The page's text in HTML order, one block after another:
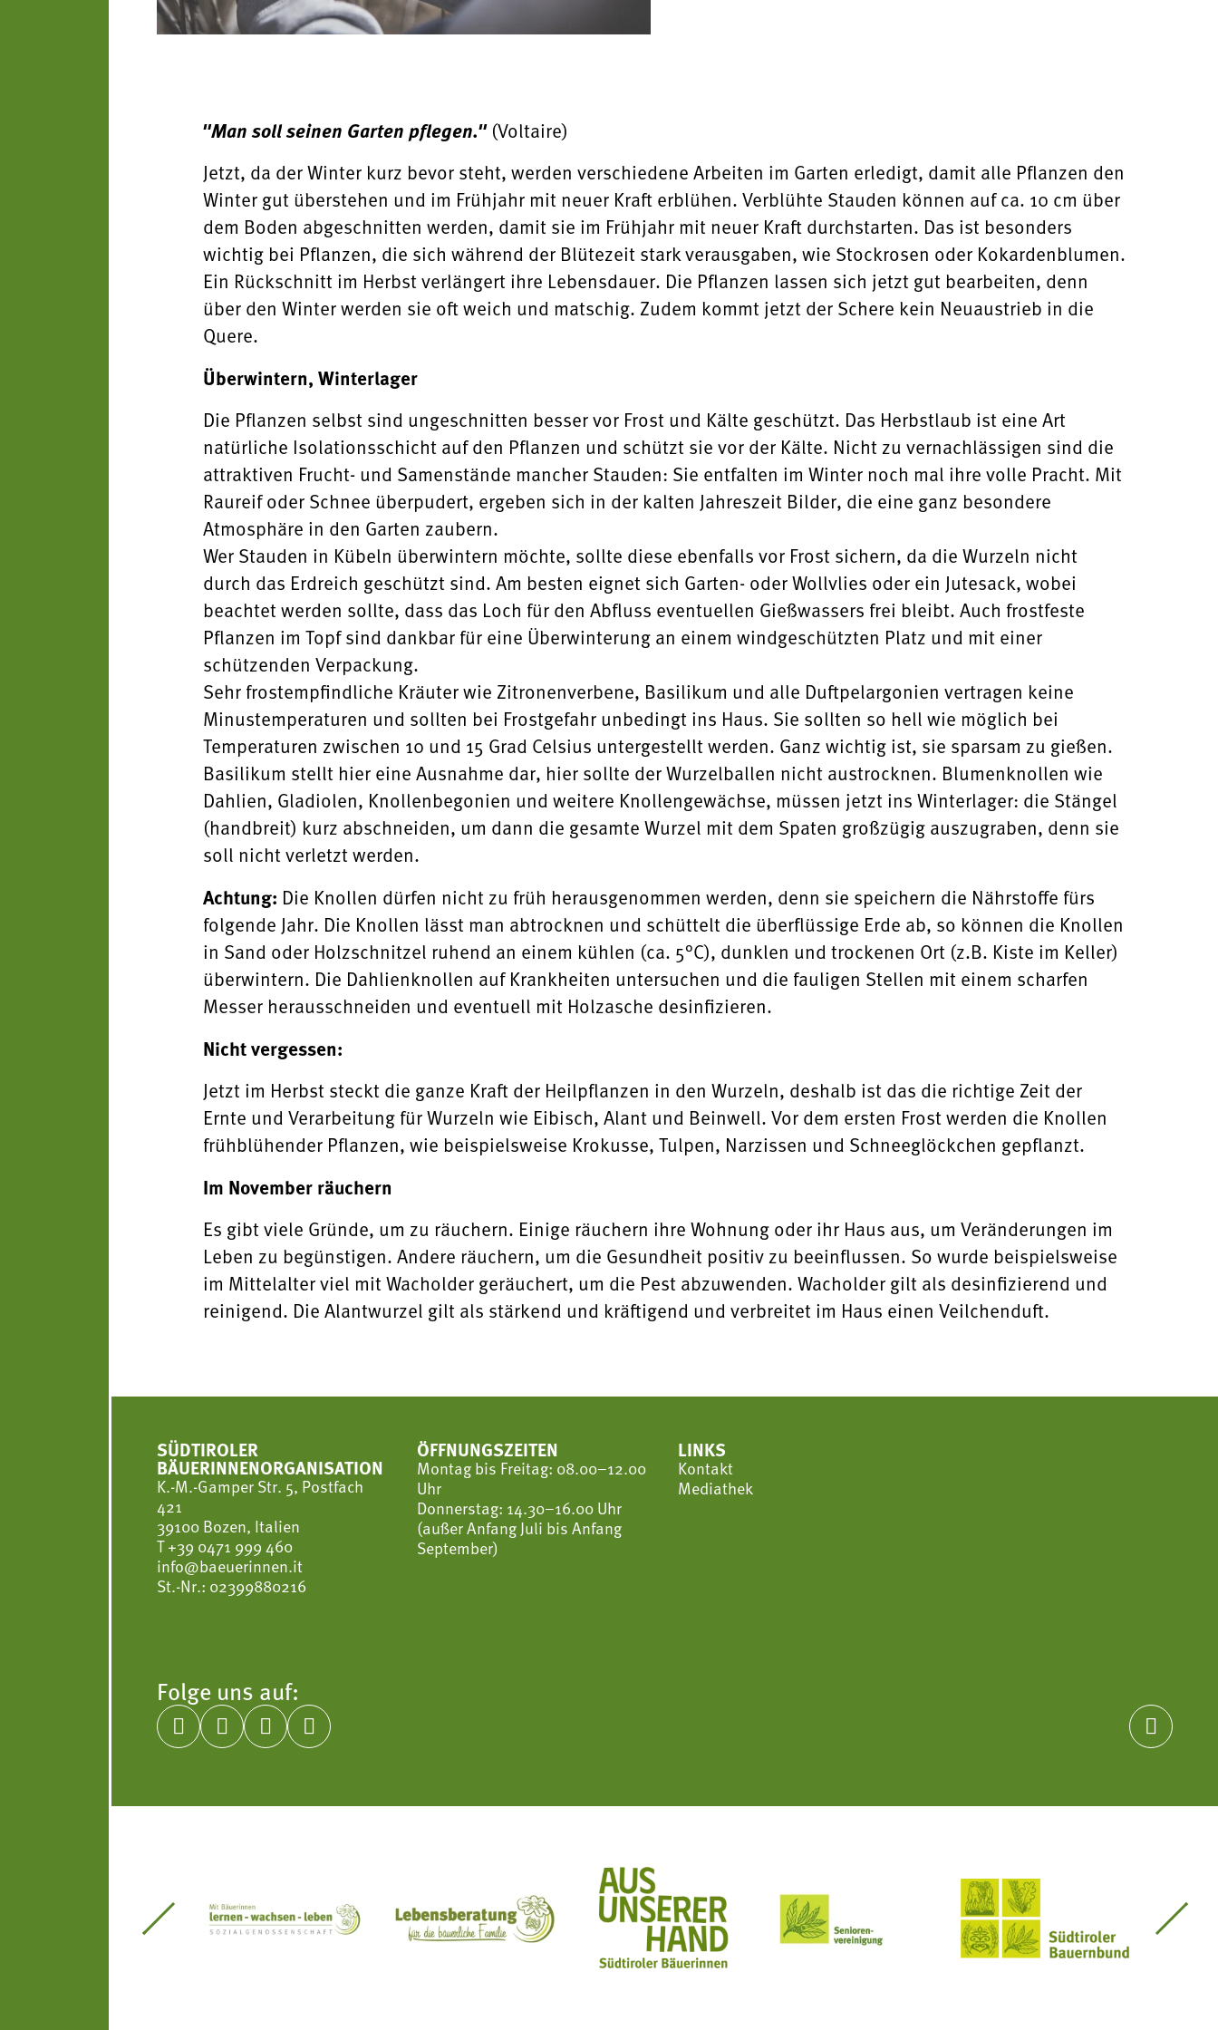
"Man soll seinen Garten pflegen."(Voltaire)
Jetzt, da der Winter kurz bevor steht, werden verschiedene Arbeiten im Garten erledigt, damit alle Pflanzen den
Winter gut überstehen und im Frühjahr mit neuer Kraft erblühen. Verblühte Stauden können auf ca. 10 cm über
dem Boden abgeschnitten werden, damit sie im Frühjahr mit neuer Kraft durchstarten. Das ist besonders
wichtig bei Pflanzen, die sich während der Blütezeit stark verausgaben, wie Stockrosen oder Kokardenblumen.
Ein Rückschnitt im Herbst verlängert ihre Lebensdauer. Die Pflanzen lassen sich jetzt gut bearbeiten, denn
über den Winter werden sie oft weich und matschig. Zudem kommt jetzt der Schere kein Neuaustrieb in die
Quere.
Überwintern, Winterlager
Die Pflanzen selbst sind ungeschnitten besser vor Frost und Kälte geschützt. Das Herbstlaub ist eine Art
natürliche Isolationsschicht auf den Pflanzen und schützt sie vor der Kälte. Nicht zu vernachlässigen sind die
attraktiven Frucht- und Samenstände mancher Stauden: Sie entfalten im Winter noch mal ihre volle Pracht. Mit
Raureif oder Schnee überpudert, ergeben sich in der kalten Jahreszeit Bilder, die eine ganz besondere
Atmosphäre in den Garten zaubern.
Wer Stauden in Kübeln überwintern möchte, sollte diese ebenfalls vor Frost sichern, da die Wurzeln nicht
durch das Erdreich geschützt sind. Am besten eignet sich Garten- oder Wollvlies oder ein Jutesack, wobei
beachtet werden sollte, dass das Loch für den Abfluss eventuellen Gießwassers frei bleibt. Auch frostfeste
Pflanzen im Topf sind dankbar für eine Überwinterung an einem windgeschützten Platz und mit einer
schützenden Verpackung.
Sehr frostempfindliche Kräuter wie Zitronenverbene, Basilikum und alle Duftpelargonien vertragen keine
Minustemperaturen und sollten bei Frostgefahr unbedingt ins Haus. Sie sollten so hell wie möglich bei
Temperaturen zwischen 10 und 15 Grad Celsius untergestellt werden. Ganz wichtig ist, sie sparsam zu gießen.
Basilikum stellt hier eine Ausnahme dar, hier sollte der Wurzelballen nicht austrocknen. Blumenknollen wie
Dahlien, Gladiolen, Knollenbegonien und weitere Knollengewächse, müssen jetzt ins Winterlager: die Stängel
(handbreit) kurz abschneiden, um dann die gesamte Wurzel mit dem Spaten großzügig auszugraben, denn sie
soll nicht verletzt werden.
Achtung: Die Knollen dürfen nicht zu früh herausgenommen werden, denn sie speichern die Nährstoffe fürs
folgende Jahr. Die Knollen lässt man abtrocknen und schüttelt die überflüssige Erde ab, so können die Knollen
in Sand oder Holzschnitzel ruhend an einem kühlen (ca. 5°C), dunklen und trockenen Ort (z.B. Kiste im Keller)
überwintern. Die Dahlienknollen auf Krankheiten untersuchen und die fauligen Stellen mit einem scharfen
Messer herausschneiden und eventuell mit Holzasche desinfizieren.
Nicht vergessen:
Jetzt im Herbst steckt die ganze Kraft der Heilpflanzen in den Wurzeln, deshalb ist das die richtige Zeit der
Ernte und Verarbeitung für Wurzeln wie Eibisch, Alant und Beinwell. Vor dem ersten Frost werden die Knollen
frühblühender Pflanzen, wie beispielsweise Krokusse, Tulpen, Narzissen und Schneeglöckchen gepflanzt.
Im November räuchern
Es gibt viele Gründe, um zu räuchern. Einige räuchern ihre Wohnung oder ihr Haus aus, um Veränderungen im
Leben zu begünstigen. Andere räuchern, um die Gesundheit positiv zu beeinflussen. So wurde beispielsweise
im Mittelalter viel mit Wacholder geräuchert, um die Pest abzuwenden. Wacholder gilt als desinfizierend und
reinigend. Die Alantwurzel gilt als stärkend und kräftigend und verbreitet im Haus einen Veilchenduft.
SÜDTIROLER
BÄUERINNENORGANISATION
K.-M.-Gamper Str. 5, Postfach
421
39100 Bozen, Italien
T+39 0471 999 460
info@baeuerinnen.it
St.-Nr.: 02399880216
ÖFFNUNGSZEITEN
Montag bis Freitag: 08.00–12.00
Uhr
Donnerstag: 14.30–16.00 Uhr
(außer Anfang Juli bis Anfang
September)
LINKS
Kontakt
Mediathek
Folge uns auf:
    
Südtiroler Gärtnervereinigung Sozialgenossenschaft Mit Bäuerinnen lernen - wachsen - leben
Lebensberatung für die bäuerliche Familie
Aus unserer Hand Seniorenvereinigung im SBB Südtiroler Bauernbund